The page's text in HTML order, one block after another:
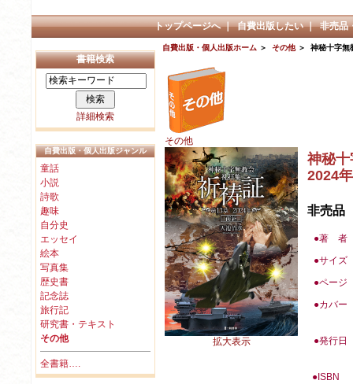
トップページへ｜自費出版したい｜非売品
書籍検索
詳細検索
自費出版・個人出版ジャンル
童話
小説
詩歌
趣味
自分史
エッセイ
絵本
写真集
歴史書
記念誌
旅行記
研究書・テキスト
その他
全書籍….
自費出版・個人出版ホーム＞ その他＞ 神秘十字
その他
拡大表示
神秘
2024
非売品
●著 者
●サイズ
●ページ
●カバー
●発行日
● ISBN